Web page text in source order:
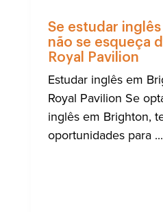
Se estudar
não se esqueça
Royal Pavilion
Estudar inglês em
Royal Pavilion Se
inglês em Brighton,
oportunidades para ...